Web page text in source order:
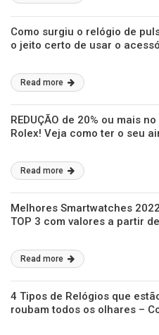
Como surgiu o relógio de
o jeito certo de usar o
Read more
REDUÇÃO de 20% ou mais
Rolex! Veja como ter o seu
Read more
Melhores Smartwatches
TOP 3 com valores a partir
Read more
4 Tipos de Relógios que
roubam todos os olhares –